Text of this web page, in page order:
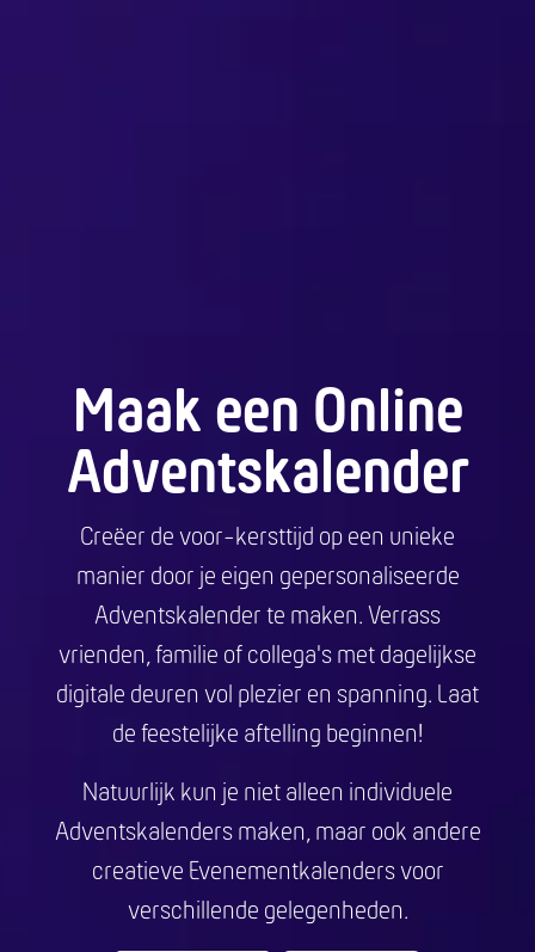
Maak een Online
Adventskalender
Creëer de voor-kersttijd op een unieke
manier door je eigen gepersonaliseerde
Adventskalender te maken. Verrass
vrienden, familie of collega's met dagelijkse
digitale deuren vol plezier en spanning. Laat
de feestelijke aftelling beginnen!
Natuurlijk kun je niet alleen individuele
Adventskalenders maken, maar ook andere
creatieve Evenementkalenders voor
verschillende gelegenheden.